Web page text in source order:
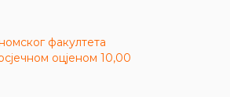
факултета
оцјеном 10,00